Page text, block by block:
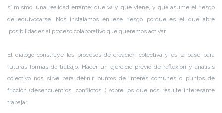
sí mismo, una realidad errante: que va y que viene, y que asume el riesgo
de equivocarse. Nos instalamos en ese riesgo porque es el que abre
posibilidades al proceso colaborativo que queremos activar.
El diálogo construye los procesos de creación colectiva y es la base para
futuras formas de trabajo. Hacer un ejercicio previo de reflexión y análisis
colectivo nos sirve para definir puntos de interés comunes o puntos de
fricción (desencuentros, conflictos…) sobre los que nos resulte interesante
trabajar.